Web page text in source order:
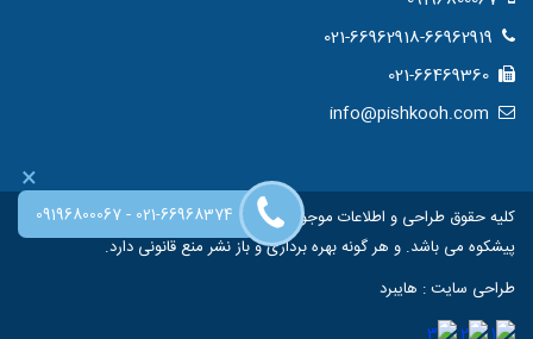
کلیه حقوق طراحی و اطلاعات موجود در این سایت متعلق به فروشگاه اینترنتی
پیشکوه می باشد. و هر گونه بهره برداری و باز نشر منع قانونی دارد.
طراحی سایت: هایبرد
×
09196800067- 021-66968374